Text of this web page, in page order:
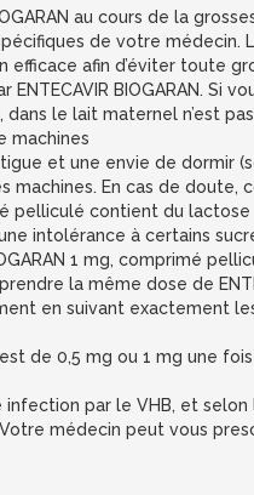
au cours de la
de votre
afin d’éviter toute
BIOGARAN. Si
dans le lait maternel n’est
machines
et une envie de
machines. En cas de doute,
pelliculé contient du lactose
intolérance à certains
1 mg, comprimé
la même dose de
en suivant exactement
de 0,5 mg ou 1 mg une
infection par le VHB, et
médecin peut vous